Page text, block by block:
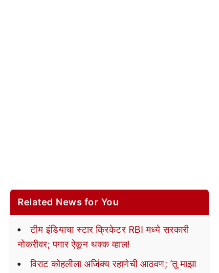
Related News for You
टीम इंडियाचा स्टार क्रिकेटर RBI मध्ये सरकारी
नोकरीवर; पगार ऐकून थक्क व्हाल!
विराट कोहलीला अजिंक्य रहाणेची आठवण; ‘तू माझा